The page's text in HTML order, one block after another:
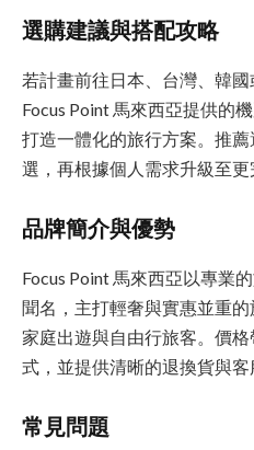
選購建議與搭配攻略
若計畫前往日本、台灣、韓
Focus Point 馬來西亞提供的
打造一體化的旅行方案。推
選，再根據個人需求升級至更
品牌簡介與優勢
Focus Point 馬來西亞以專業
聞名，主打輕奢與實惠並重的
家庭出遊與自由行旅客。價
式，並提供清晰的退換貨與客
常見問題